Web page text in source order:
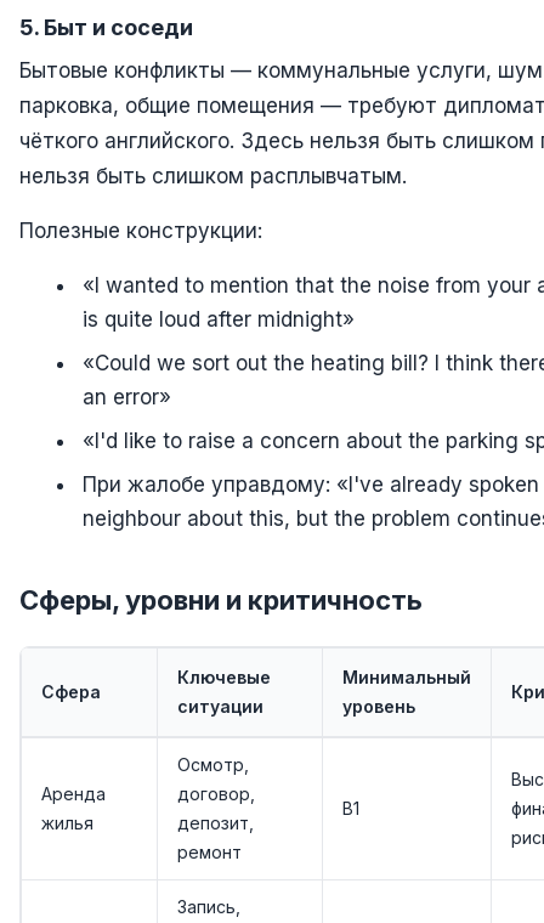
5. Быт и соседи
Бытовые конфликты — коммунальные услуги,
парковка, общие помещения — требуют
чёткого английского. Здесь нельзя быть слишком
нельзя быть слишком расплывчатым.
Полезные конструкции:
«I wanted to mention that the noise from your
is quite loud after midnight»
«Could we sort out the heating bill? I think
an error»
«I'd like to raise a concern about the parking
При жалобе управдому: «I've already
neighbour about this, but the problem
Сферы, уровни и критичность
Сфера
Ключевые
ситуации
Минимальный
уровень
Аренда
жилья
Осмотр,
договор,
депозит,
ремонт
B1
Запись,